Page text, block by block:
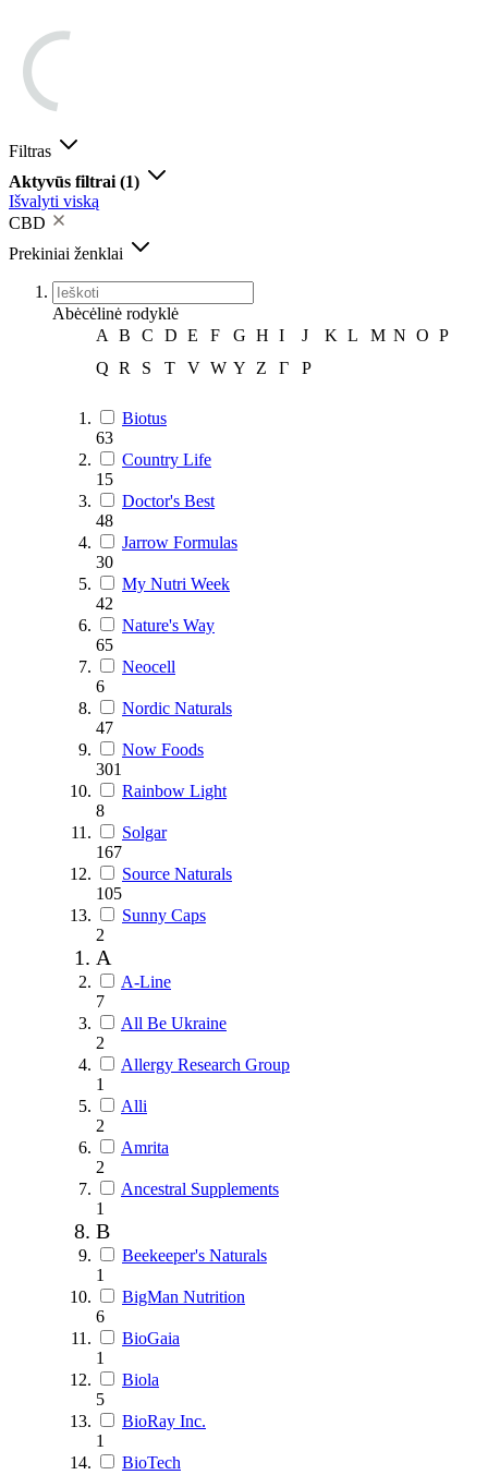
Filtras
Aktyvūs filtrai (1)
Išvalyti viską
CBD
Prekiniai ženklai
Abėcėlinė rodyklė
A
B C D E F G H I J K L M N O P
Q R S T V W Y Z Г Р
Biotus
63
Country Life
15
Doctor's Best
48
Jarrow Formulas
30
My Nutri Week
42
Nature's Way
65
Neocell
6
Nordic Naturals
47
Now Foods
301
Rainbow Light
8
Solgar
167
Source Naturals
105
Sunny Caps
2
A
A-Line
7
All Be Ukraine
2
Allergy Research Group
1
Alli
2
Amrita
2
Ancestral Supplements
1
B
Beekeeper's Naturals
1
BigMan Nutrition
6
BioGaia
1
Biola
5
BioRay Inc.
1
BioTech